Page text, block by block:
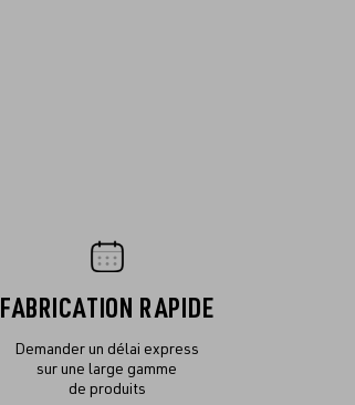
FABRICATION RAPIDE
Demander un délai express
sur une large gamme
de produits